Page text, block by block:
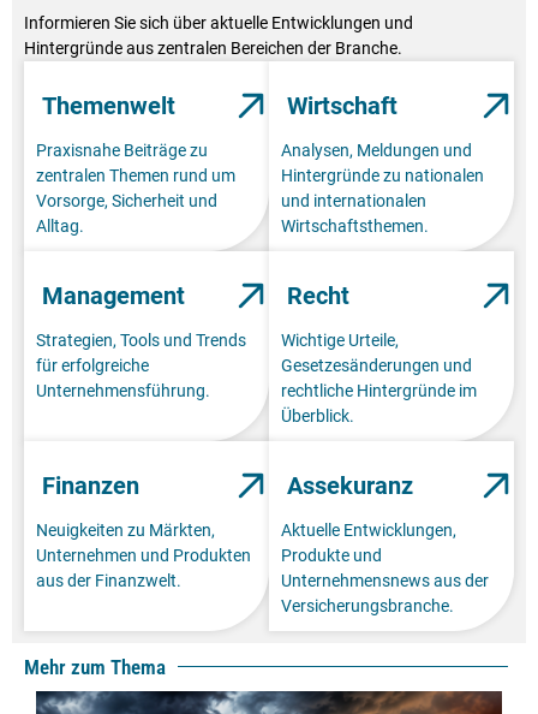
Informieren Sie sich über aktuelle Entwicklungen und
Hintergründe aus zentralen Bereichen der Branche.
Themenwelt
Praxisnahe Beiträge zu
zentralen Themen rund um
Vorsorge, Sicherheit und
Alltag.
Wirtschaft
Analysen, Meldungen und
Hintergründe zu nationalen
und internationalen
Wirtschaftsthemen.
Management
Strategien, Tools und Trends
für erfolgreiche
Unternehmensführung.
Recht
Wichtige Urteile,
Gesetzesänderungen und
rechtliche Hintergründe im
Überblick.
Finanzen
Neuigkeiten zu Märkten,
Unternehmen und Produkten
aus der Finanzwelt.
Assekuranz
Aktuelle Entwicklungen,
Produkte und
Unternehmensnews aus der
Versicherungsbranche.
Mehr zum Thema